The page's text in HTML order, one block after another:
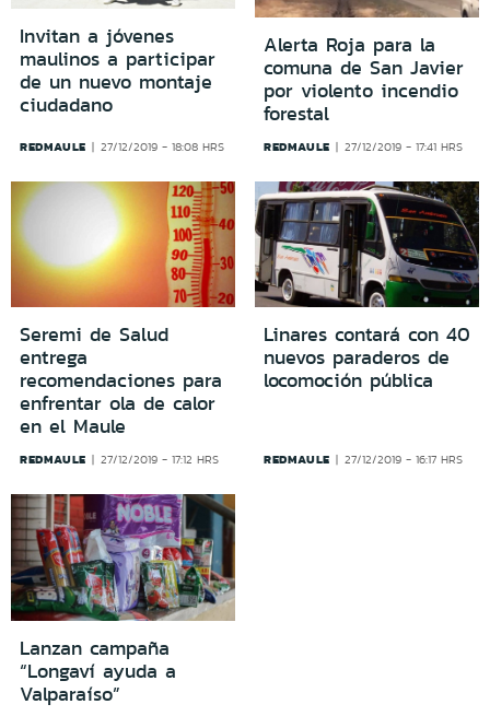
Invitan a jóvenes
maulinos a participar
de un nuevo montaje
ciudadano
REDMAULE 27/12/2019 - 18:08 HRS
Alerta Roja para la
comuna de San Javier
por violento incendio
forestal
REDMAULE 27/12/2019 - 17:41 HRS
Seremi de Salud
entrega
recomendaciones para
enfrentar ola de calor
en el Maule
REDMAULE 27/12/2019 - 17:12 HRS
Linares contará con 40
nuevos paraderos de
locomoción pública
REDMAULE 27/12/2019 - 16:17 HRS
Lanzan campaña
“Longaví ayuda a
Valparaíso”